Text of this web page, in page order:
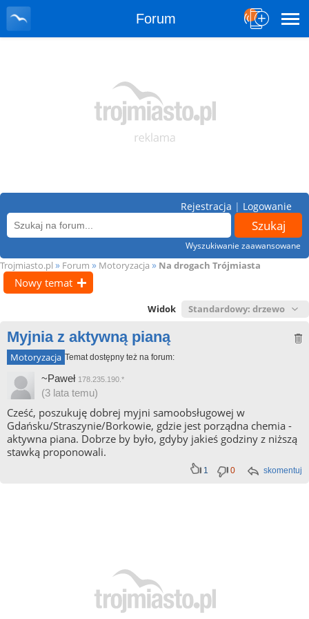
Forum
Wyszukiwanie zaawansowane
Rejestracja | Logowanie
Trojmiasto.pl » Forum » Motoryzacja » Na drogach Trójmiasta
Nowy temat
Widok
Myjnia z aktywną pianą
Motoryzacja Temat dostępny też na forum:
~Paweł 178.235.190.*
(3 lata temu)
Cześć, poszukuję dobrej myjni samoobsługowej w
Gdańsku/Straszynie/Borkowie, gdzie jest porządna chemia -
aktywna piana. Dobrze by było, gdyby jakieś godziny z niższą
stawką proponowali.
skomentuj
1 0